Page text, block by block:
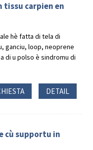
tissu carpien en
hè fatta di tela di
ganciu, loop, neoprene
di u polso è sindromu di
DETAIL
cù supportu in